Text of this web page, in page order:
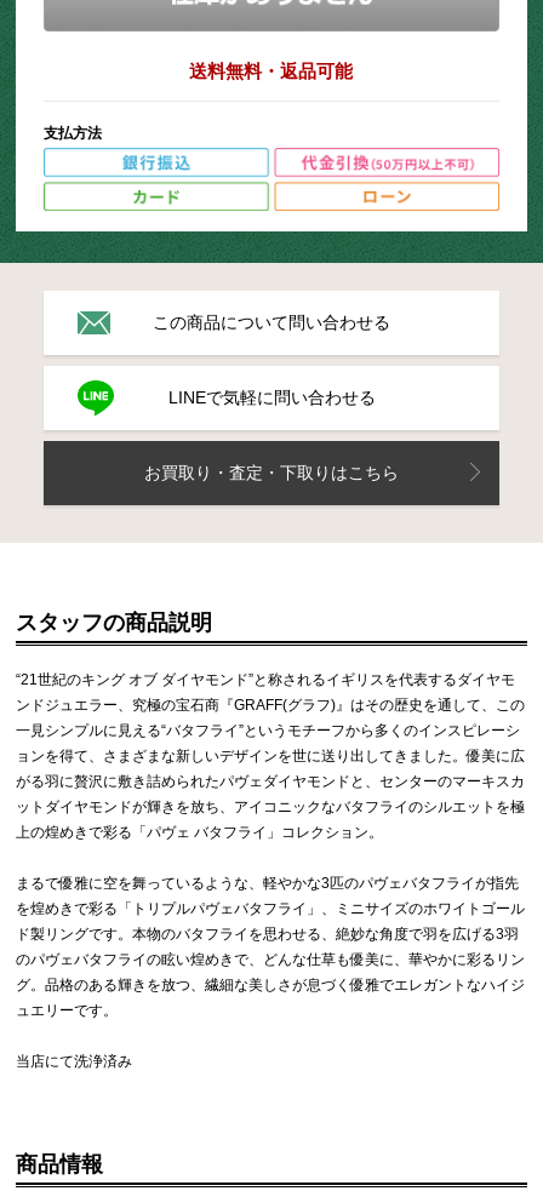
送料無料・返品可能
支払方法
この商品について問い合わせる
LINEで気軽に問い合わせる
お買取り・査定・下取りはこちら
スタッフの商品説明
“21世紀のキング オブ ダイヤモンド”と称されるイギリスを代表するダイヤモ
ンドジュエラー、究極の宝石商『GRAFF(グラフ)』はその歴史を通して、この
一見シンプルに見える“バタフライ”というモチーフから多くのインスピレーシ
ョンを得て、さまざまな新しいデザインを世に送り出してきました。優美に広
がる羽に贅沢に敷き詰められたパヴェダイヤモンドと、センターのマーキスカ
ットダイヤモンドが輝きを放ち、アイコニックなバタフライのシルエットを極
上の煌めきで彩る「パヴェ バタフライ」コレクション。
まるで優雅に空を舞っているような、軽やかな3匹のパヴェバタフライが指先
を煌めきで彩る「トリプルパヴェバタフライ」、ミニサイズのホワイトゴール
ド製リングです。本物のバタフライを思わせる、絶妙な角度で羽を広げる3羽
のパヴェバタフライの眩い煌めきで、どんな仕草も優美に、華やかに彩るリン
グ。品格のある輝きを放つ、繊細な美しさが息づく優雅でエレガントなハイジ
ュエリーです。
当店にて洗浄済み
商品情報